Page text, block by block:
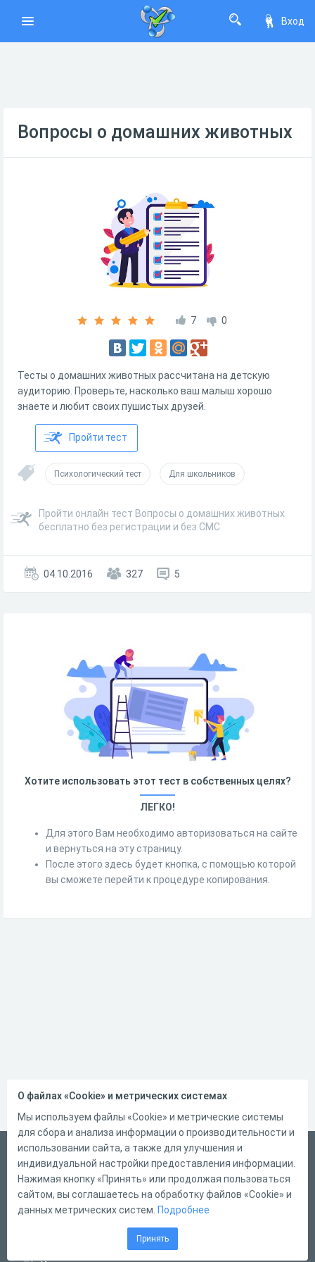
Вход
Вопросы о домашних животных
7 0
Тесты о домашних животных рассчитана на детскую
аудиторию. Проверьте, насколько ваш малыш хорошо
знаете и любит своих пушистых друзей.
Пройти тест
Психологический тест Для школьников
Пройти онлайн тест Вопросы о домашних животных
бесплатно без регистрации и без СМС
04.10.2016 327 5
Хотите использовать этот тест в собственных целях?
ЛЕГКО!
Для этого Вам необходимо авторизоваться на сайте
и вернуться на эту страницу.
После этого здесь будет кнопка, с помощью которой
вы сможете перейти к процедуре копирования.
Русский
Справка
Форма обратной связи
О файлах «Cookie» и метрических системах
Мы используем файлы «Cookie» и метрические системы
для сбора и анализа информации о производительности и
использовании сайта, а также для улучшения и
индивидуальной настройки предоставления информации.
Нажимая кнопку «Принять» или продолжая пользоваться
сайтом, вы соглашаетесь на обработку файлов «Cookie» и
данных метрических систем. Подробнее
Принять